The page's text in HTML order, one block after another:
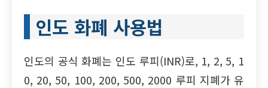
인도 화폐 사용법
인도의 공식 화폐는 인도 루피(INR)로, 1, 2, 5, 1
0, 20, 50, 100, 200, 500, 2000 루피 지폐가 유